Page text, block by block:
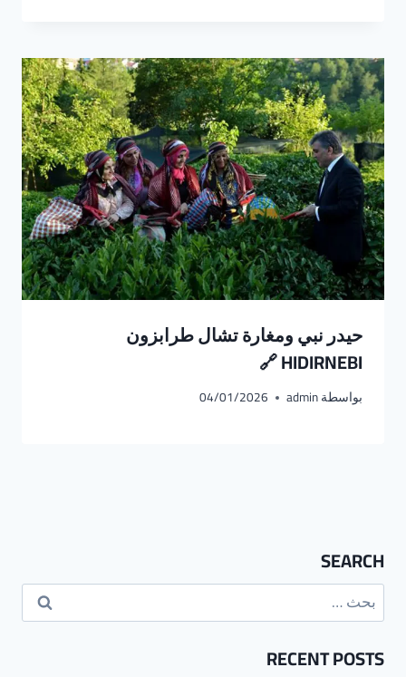
حيدر نبي ومغارة تشال طرابزون
HIDIRNEBI 🔗
بواسطةadmin
04/01/2026
SEARCH
البحث
عن:
RECENT POSTS